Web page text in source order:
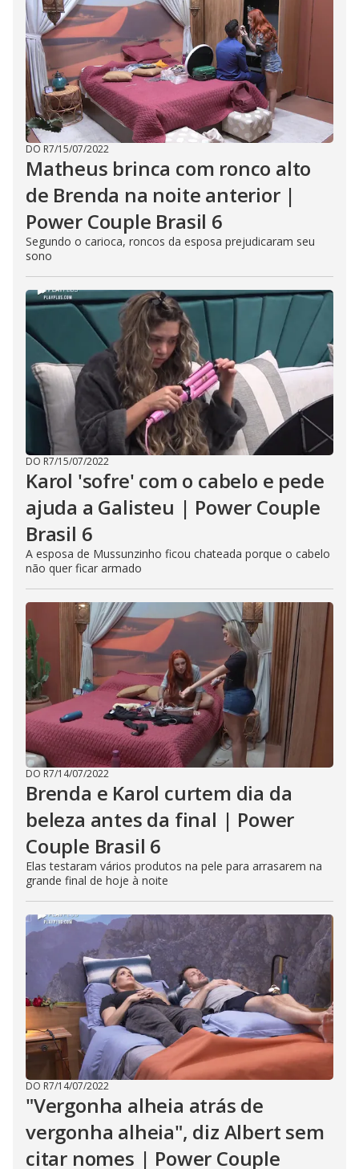
DO R7/15/07/2022
Matheus brinca com ronco alto
de Brenda na noite anterior |
Power Couple Brasil 6
Segundo o carioca, roncos da esposa prejudicaram seu
sono
DO R7/15/07/2022
Karol 'sofre' com o cabelo e pede
ajuda a Galisteu | Power Couple
Brasil 6
A esposa de Mussunzinho ficou chateada porque o cabelo
não quer ficar armado
DO R7/14/07/2022
Brenda e Karol curtem dia da
beleza antes da final | Power
Couple Brasil 6
Elas testaram vários produtos na pele para arrasarem na
grande final de hoje à noite
DO R7/14/07/2022
"Vergonha alheia atrás de
vergonha alheia", diz Albert sem
citar nomes | Power Couple